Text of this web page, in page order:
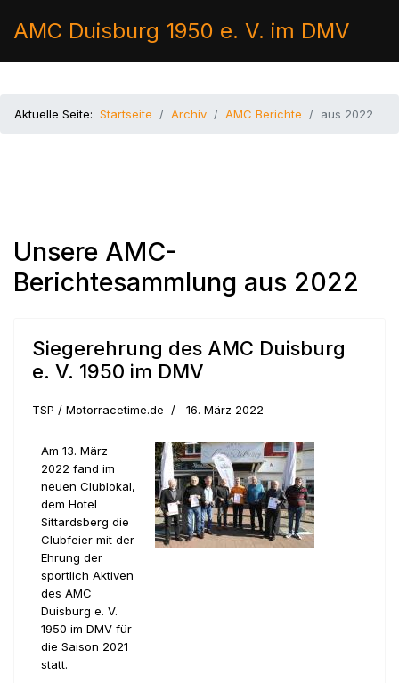
AMC Duisburg 1950 e. V. im DMV
Aktuelle Seite: Startseite Archiv AMC Berichte aus 2022
Unsere AMC-
Berichtesammlung aus 2022
Siegerehrung des AMC Duisburg
e. V. 1950 im DMV
TSP / Motorracetime.de 16. März 2022
Am 13. März
2022 fand im
neuen Clublokal,
dem Hotel
Sittardsberg die
Clubfeier mit der
Ehrung der
sportlich Aktiven
des AMC
Duisburg e. V.
1950 im DMV für
die Saison 2021
statt.